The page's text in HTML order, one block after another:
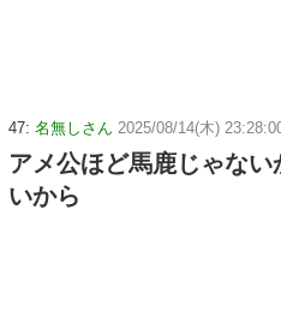
47: 名無しさん 2025/08/14(木)
アメ公ほど馬鹿じゃな
いから